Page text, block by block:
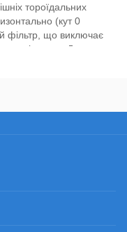
тороїдальних
(кут 0
фільтр, що виключає
магістраль. Для
має бути змонтований
мм та вихід на